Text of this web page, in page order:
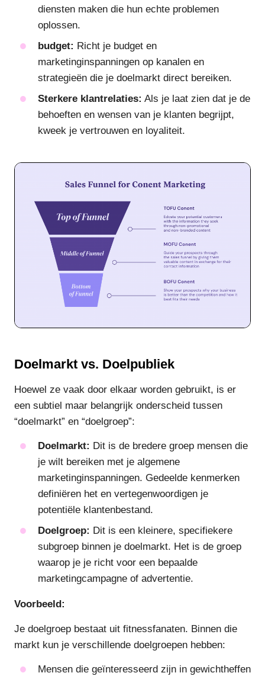
diensten maken die hun echte problemen
oplossen.
budget: Richt je budget en
marketinginspanningen op kanalen en
strategieën die je doelmarkt direct bereiken.
Sterkere klantrelaties: Als je laat zien dat je de
behoeften en wensen van je klanten begrijpt,
kweek je vertrouwen en loyaliteit.
Doelmarkt vs. Doelpubliek
Hoewel ze vaak door elkaar worden gebruikt, is er
een subtiel maar belangrijk onderscheid tussen
“doelmarkt” en “doelgroep”:
Doelmarkt: Dit is de bredere groep mensen die
je wilt bereiken met je algemene
marketinginspanningen. Gedeelde kenmerken
definiëren het en vertegenwoordigen je
potentiële klantenbestand.
Doelgroep: Dit is een kleinere, specifiekere
subgroep binnen je doelmarkt. Het is de groep
waarop je je richt voor een bepaalde
marketingcampagne of advertentie.
Voorbeeld:
Je doelgroep bestaat uit fitnessfanaten. Binnen die
markt kun je verschillende doelgroepen hebben:
Mensen die geïnteresseerd zijn in gewichtheffen